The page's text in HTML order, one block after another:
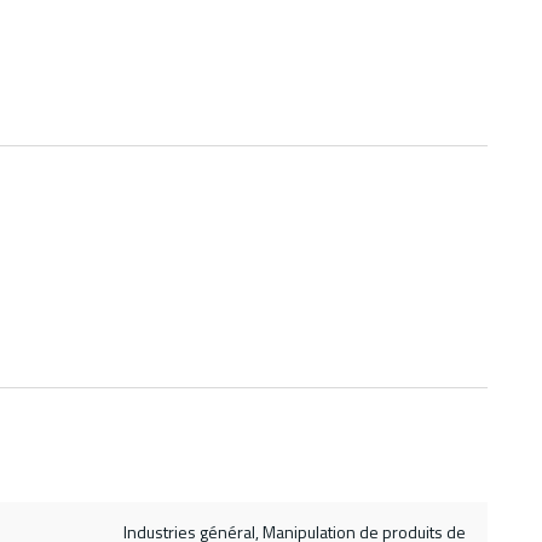
Industries général, Manipulation de produits de